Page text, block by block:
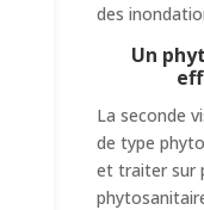
des
Un
La seconde
de type
et traiter sur